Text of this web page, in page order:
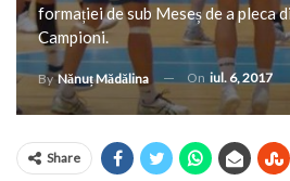
formației de sub Meseș de a pleca
Campioni.
ByNănuț Mădălina On iul. 6, 2017
Share